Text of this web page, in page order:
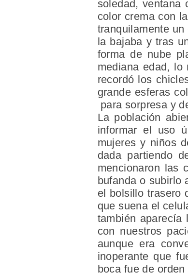
soledad, ventana
color crema con
tranquilamente
la bajaba y tras
forma de nube
mediana edad,
recordó los
grande esferas
para sorpresa y
La población
informar el uso
mujeres y niños
dada partiendo
mencionaron las
bufanda o subirlo
el bolsillo trasero
que suena el
también aparecía
con nuestros
aunque era
inoperante que
boca fue de